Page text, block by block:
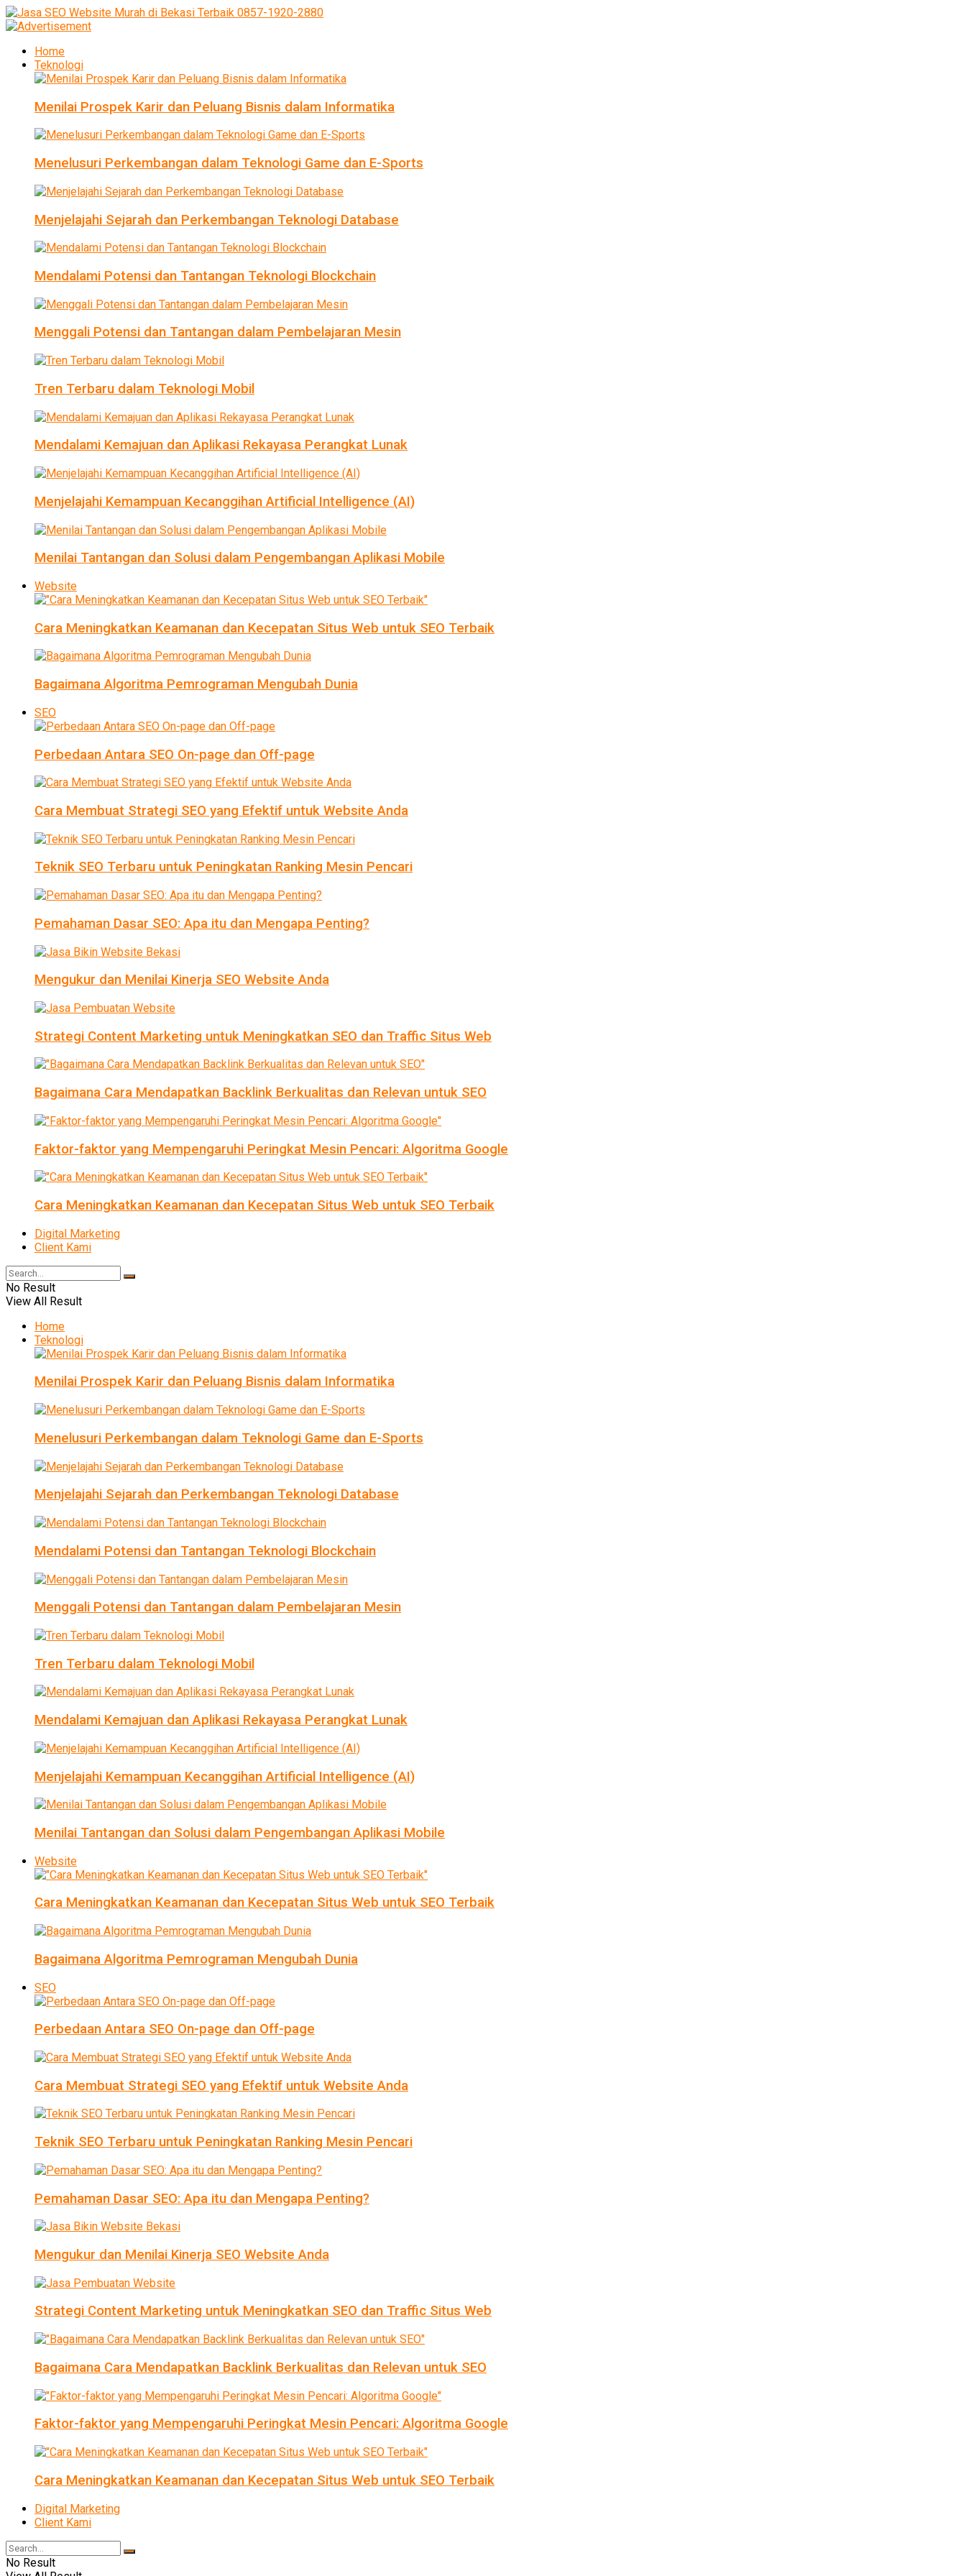
Home
Teknologi
Menilai Prospek Karir dan Peluang Bisnis dalam Informatika
Menelusuri Perkembangan dalam Teknologi Game dan E-Sports
Menjelajahi Sejarah dan Perkembangan Teknologi Database
Mendalami Potensi dan Tantangan Teknologi Blockchain
Menggali Potensi dan Tantangan dalam Pembelajaran Mesin
Tren Terbaru dalam Teknologi Mobil
Mendalami Kemajuan dan Aplikasi Rekayasa Perangkat Lunak
Menjelajahi Kemampuan Kecanggihan Artificial Intelligence (AI)
Menilai Tantangan dan Solusi dalam Pengembangan Aplikasi Mobile
Website
Cara Meningkatkan Keamanan dan Kecepatan Situs Web untuk SEO Terbaik
Bagaimana Algoritma Pemrograman Mengubah Dunia
SEO
Perbedaan Antara SEO On-page dan Off-page
Cara Membuat Strategi SEO yang Efektif untuk Website Anda
Teknik SEO Terbaru untuk Peningkatan Ranking Mesin Pencari
Pemahaman Dasar SEO: Apa itu dan Mengapa Penting?
Mengukur dan Menilai Kinerja SEO Website Anda
Strategi Content Marketing untuk Meningkatkan SEO dan Traffic Situs Web
Bagaimana Cara Mendapatkan Backlink Berkualitas dan Relevan untuk SEO
Faktor-faktor yang Mempengaruhi Peringkat Mesin Pencari: Algoritma Google
Cara Meningkatkan Keamanan dan Kecepatan Situs Web untuk SEO Terbaik
Digital Marketing
Client Kami
No Result
View All Result
Home
Teknologi
Menilai Prospek Karir dan Peluang Bisnis dalam Informatika
Menelusuri Perkembangan dalam Teknologi Game dan E-Sports
Menjelajahi Sejarah dan Perkembangan Teknologi Database
Mendalami Potensi dan Tantangan Teknologi Blockchain
Menggali Potensi dan Tantangan dalam Pembelajaran Mesin
Tren Terbaru dalam Teknologi Mobil
Mendalami Kemajuan dan Aplikasi Rekayasa Perangkat Lunak
Menjelajahi Kemampuan Kecanggihan Artificial Intelligence (AI)
Menilai Tantangan dan Solusi dalam Pengembangan Aplikasi Mobile
Website
Cara Meningkatkan Keamanan dan Kecepatan Situs Web untuk SEO Terbaik
Bagaimana Algoritma Pemrograman Mengubah Dunia
SEO
Perbedaan Antara SEO On-page dan Off-page
Cara Membuat Strategi SEO yang Efektif untuk Website Anda
Teknik SEO Terbaru untuk Peningkatan Ranking Mesin Pencari
Pemahaman Dasar SEO: Apa itu dan Mengapa Penting?
Mengukur dan Menilai Kinerja SEO Website Anda
Strategi Content Marketing untuk Meningkatkan SEO dan Traffic Situs Web
Bagaimana Cara Mendapatkan Backlink Berkualitas dan Relevan untuk SEO
Faktor-faktor yang Mempengaruhi Peringkat Mesin Pencari: Algoritma Google
Cara Meningkatkan Keamanan dan Kecepatan Situs Web untuk SEO Terbaik
Digital Marketing
Client Kami
No Result